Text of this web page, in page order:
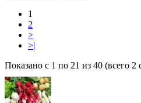
1
2
>
>|
Показано с 1 по 21 из 40 (всего 2